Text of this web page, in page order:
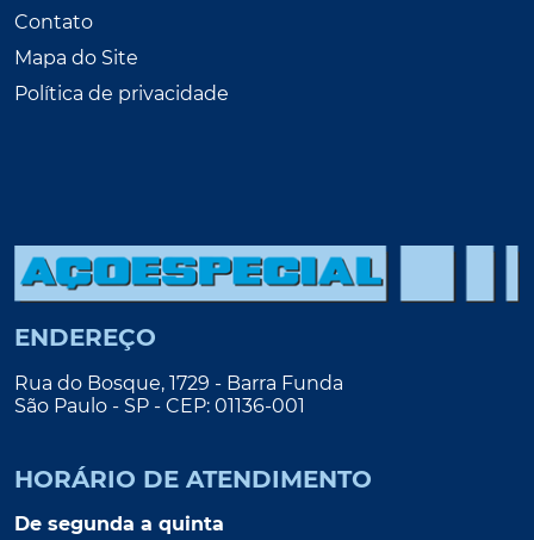
Contato
Mapa do Site
Política de privacidade
ENDEREÇO
Rua do Bosque, 1729 - Barra Funda
São Paulo - SP - CEP: 01136-001
HORÁRIO DE ATENDIMENTO
De segunda a quinta